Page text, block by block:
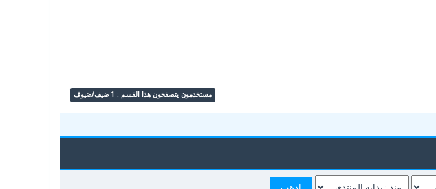
مستخدمون يتصفحون هذا القسم : 1 ضيف/ضيوف